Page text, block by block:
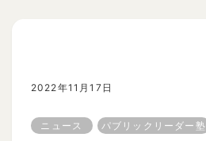
2022年11月17日
ニュース パブリックリーダー塾